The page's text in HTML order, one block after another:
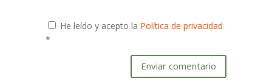
He leído y acepto la Política de privacidad
*
Enviar comentario